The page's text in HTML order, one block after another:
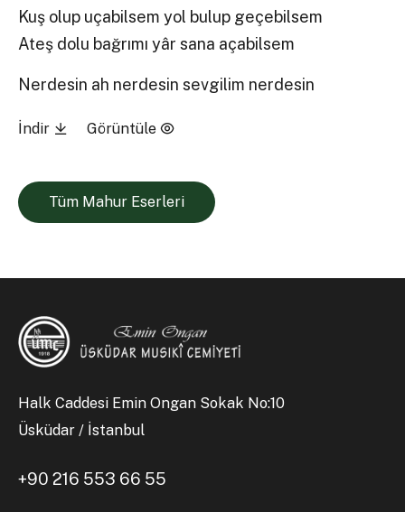
Kuş olup uçabilsem yol bulup geçebilsem
Ateş dolu bağrımı yâr sana açabilsem
Nerdesin ah nerdesin sevgilim nerdesin
İndir Görüntüle
Tüm Mahur Eserleri
Halk Caddesi Emin Ongan Sokak No:10
Üsküdar / İstanbul
+90 216 553 66 55